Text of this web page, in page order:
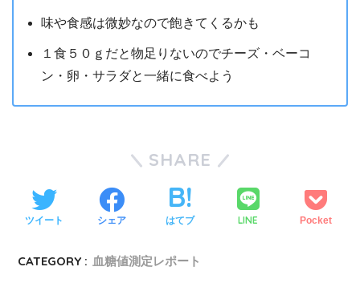
味や食感は微妙なので飽きてくるかも
１食５０ｇだと物足りないのでチーズ・ベーコ
ン・卵・サラダと一緒に食べよう
SHARE
ツイート シェア はてブ LINE Pocket
CATEGORY : 血糖値測定レポート